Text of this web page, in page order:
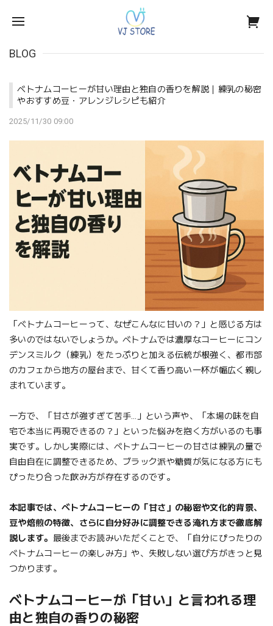
BLOG
ベトナムコーヒーが甘い理由と独自の香りを解説｜練乳の秘密
やおすすめ豆・アレンジレシピも紹介
2025/11/30 09:00
「ベトナムコーヒーって、なぜこんなに甘いの？」と感じる方は
多いのではないでしょうか。ベトナムでは濃厚なコーヒーにコン
デンスミルク（練乳）をたっぷりと加える伝統が根強く、都市部
のカフェから地方の屋台まで、甘くて香り高い一杯が幅広く親し
まれています。
一方で、「甘さが強すぎて苦手…」という声や、「本場の味を自
宅で本当に再現できるの？」といった悩みを抱く方がいるのも事
実です。しかし実際には、ベトナムコーヒーの甘さは練乳の量で
自由自在に調整できるため、ブラック派や糖質が気になる方にも
ぴったり合った飲み方が存在するのです。
本記事では、ベトナムコーヒーの「甘さ」の秘密や文化的背景、
豆や焙煎の特徴、さらに自分好みに調整できる淹れ方まで徹底解
説します。 最後までお読みいただくことで、「自分にぴったりの
ベトナムコーヒーの楽しみ方」や、失敗しない選び方がきっと見
つかります。
ベトナムコーヒーが「甘い」と言われる理
由と独自の香りの秘密